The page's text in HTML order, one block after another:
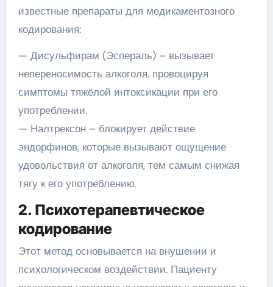
известные препараты для медикаментозного
кодирования:
— Дисульфирам (Эспераль) – вызывает
непереносимость алкоголя, провоцируя
симптомы тяжёлой интоксикации при его
употреблении.
— Налтрексон – блокирует действие
эндорфинов, которые вызывают ощущение
удовольствия от алкоголя, тем самым снижая
тягу к его употреблению.
2. Психотерапевтическое
кодирование
Этот метод основывается на внушении и
психологическом воздействии. Пациенту